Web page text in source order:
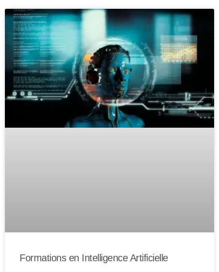
Formations en Intelligence Artificielle